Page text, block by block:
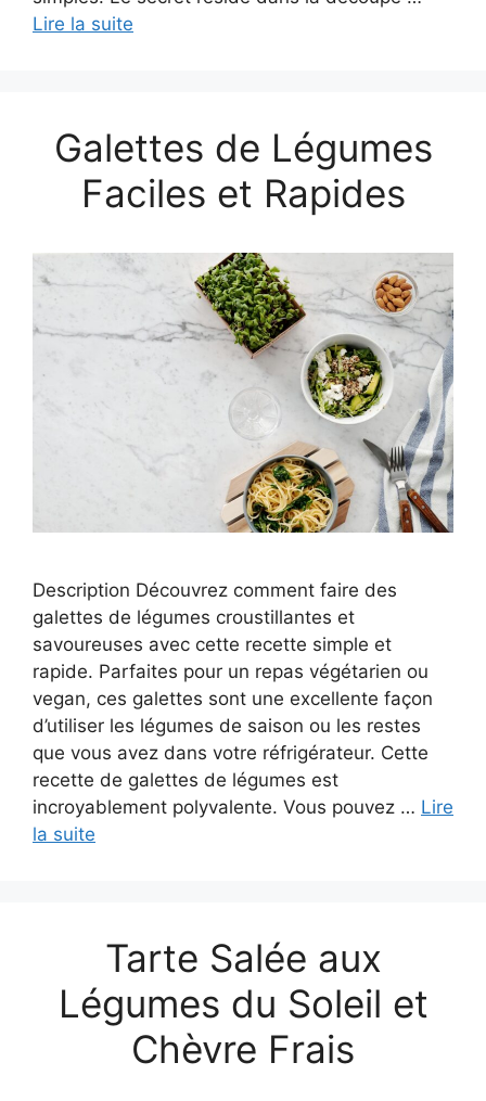
Lire la suite
Galettes de Légumes
Faciles et Rapides
Description Découvrez comment faire des
galettes de légumes croustillantes et
savoureuses avec cette recette simple et
rapide. Parfaites pour un repas végétarien ou
vegan, ces galettes sont une excellente façon
d’utiliser les légumes de saison ou les restes
que vous avez dans votre réfrigérateur. Cette
recette de galettes de légumes est
incroyablement polyvalente. Vous pouvez … Lire
la suite
Tarte Salée aux
Légumes du Soleil et
Chèvre Frais